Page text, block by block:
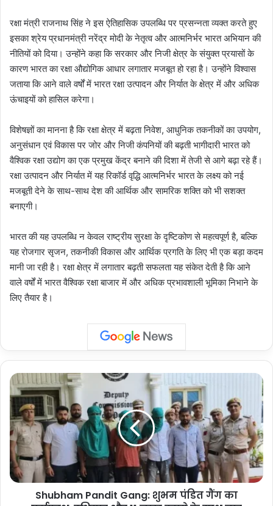
रक्षा मंत्री राजनाथ सिंह ने इस ऐतिहासिक उपलब्धि पर प्रसन्नता व्यक्त करते हुए
इसका श्रेय प्रधानमंत्री नरेंद्र मोदी के नेतृत्व और आत्मनिर्भर भारत अभियान की
नीतियों को दिया। उन्होंने कहा कि सरकार और निजी क्षेत्र के संयुक्त प्रयासों के
कारण भारत का रक्षा औद्योगिक आधार लगातार मजबूत हो रहा है। उन्होंने विश्वास
जताया कि आने वाले वर्षों में भारत रक्षा उत्पादन और निर्यात के क्षेत्र में और अधिक
ऊंचाइयों को हासिल करेगा।
विशेषज्ञों का मानना है कि रक्षा क्षेत्र में बढ़ता निवेश, आधुनिक तकनीकों का उपयोग,
अनुसंधान एवं विकास पर जोर और निजी कंपनियों की बढ़ती भागीदारी भारत को
वैश्विक रक्षा उद्योग का एक प्रमुख केंद्र बनाने की दिशा में तेजी से आगे बढ़ा रहे हैं।
रक्षा उत्पादन और निर्यात में यह रिकॉर्ड वृद्धि आत्मनिर्भर भारत के लक्ष्य को नई
मजबूती देने के साथ-साथ देश की आर्थिक और सामरिक शक्ति को भी सशक्त
बनाएगी।
भारत की यह उपलब्धि न केवल राष्ट्रीय सुरक्षा के दृष्टिकोण से महत्वपूर्ण है, बल्कि
यह रोजगार सृजन, तकनीकी विकास और आर्थिक प्रगति के लिए भी एक बड़ा कदम
मानी जा रही है। रक्षा क्षेत्र में लगातार बढ़ती सफलता यह संकेत देती है कि आने
वाले वर्षों में भारत वैश्विक रक्षा बाजार में और अधिक प्रभावशाली भूमिका निभाने के
लिए तैयार है।
Shubham
Pandit
Gang:
शुभम
पंडित
गैंग
का
पर्दाफाश,
हथियार
Shubham Pandit Gang: शुभम पंडित गैंग का